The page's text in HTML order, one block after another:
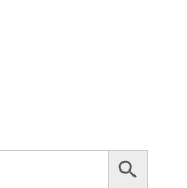
Search Button